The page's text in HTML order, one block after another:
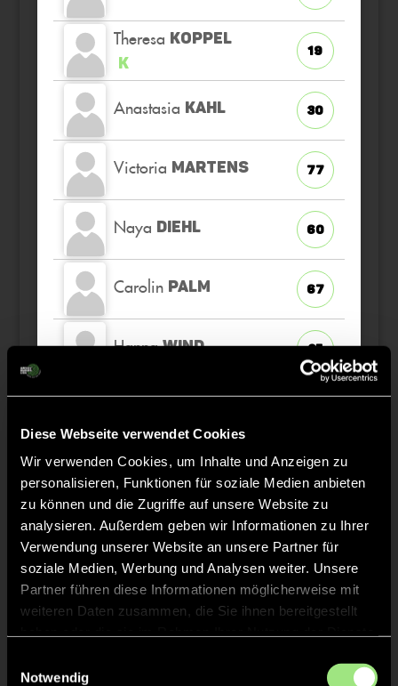
Diese Webseite verwendet Cookies
Wir verwenden Cookies, um Inhalte und Anzeigen zu
personalisieren, Funktionen für soziale Medien anbieten
zu können und die Zugriffe auf unsere Website zu
analysieren. Außerdem geben wir Informationen zu Ihrer
Verwendung unserer Website an unsere Partner für
soziale Medien, Werbung und Analysen weiter. Unsere
Partner führen diese Informationen möglicherweise mit
weiteren Daten zusammen, die Sie ihnen bereitgestellt
Notwendig
Theresa KOPPEL
K
19
Anastasia KAHL 30
Victoria MARTENS 77
Naya DIEHL 60
Carolin PALM 67
Hanna WIND 25
Elena KOHLMANN
TW
1
Annika PALM 23
Sienna SAPOUNTSIS 72